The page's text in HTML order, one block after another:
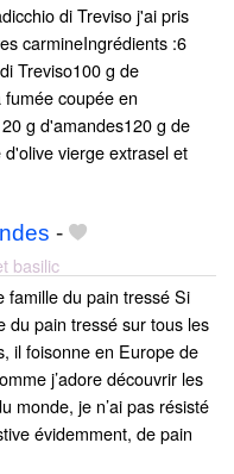
di Treviso j'ai pris
carmineIngrédients :6
Treviso100 g de
coupée en
g d'amandes120 g de
vierge extrasel et
-
basilic
famille du pain tressé Si
du pain tressé sur tous les
il foisonne en Europe de
j’adore découvrir les
monde, je n’ai pas résisté
évidemment, de pain